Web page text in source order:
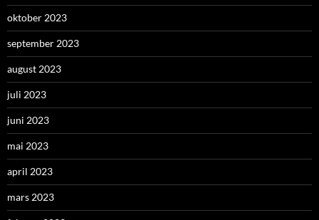
oktober 2023
september 2023
august 2023
juli 2023
juni 2023
mai 2023
april 2023
mars 2023